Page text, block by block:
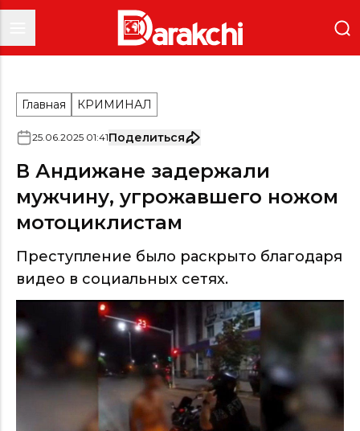
Главная КРИМИНАЛ
25.06.2025 01:41Поделиться
В Андижане задержали
мужчину, угрожавшего ножом
мотоциклистам
Преступление было раскрыто благодаря
видео в социальных сетях.